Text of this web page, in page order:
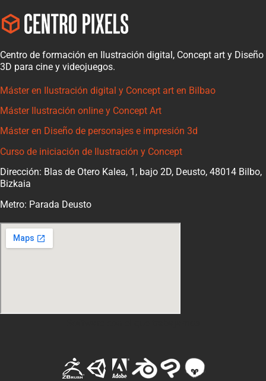
Centro de formación en Ilustración digital, Concept art y Diseño
3D para cine y videojuegos.
Máster en Ilustración digital y Concept art en Bilbao
Máster Ilustración online y Concept Art
Máster en Diseño de personajes e impresión 3d
Curso de iniciación de Ilustración y Concept
Dirección: Blas de Otero Kalea, 1, bajo 2D, Deusto, 48014 Bilbo,
Bizkaia
Metro: Parada Deusto